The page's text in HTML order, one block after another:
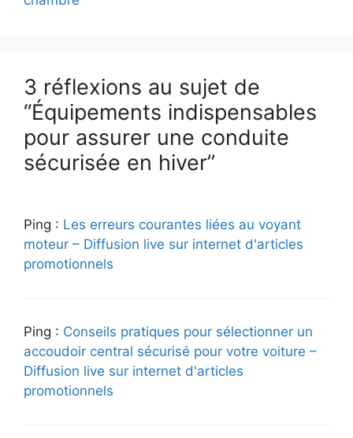
3 réflexions au sujet de
“Équipements indispensables
pour assurer une conduite
sécurisée en hiver”
Ping : Les erreurs courantes liées au voyant
moteur – Diffusion live sur internet d'articles
promotionnels
Ping : Conseils pratiques pour sélectionner un
accoudoir central sécurisé pour votre voiture –
Diffusion live sur internet d'articles
promotionnels